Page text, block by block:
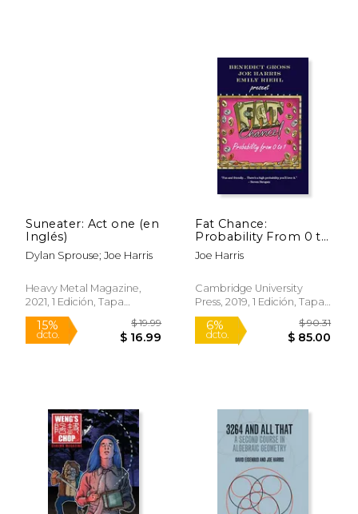
15%
dcto. $ 16.14
15%
dcto. $
Suneater: Act one (en
Inglés)
Dylan Sprouse; Joe Harris
Heavy Metal Magazine,
2021, 1 Edición, Tapa
Blanda, Nuevo
Fat Chance:
Probability From 0 to
1 (en Inglés)
Joe Harris
Cambridge University
Press, 2019, 1 Edición, Tapa
Dura, Nuevo